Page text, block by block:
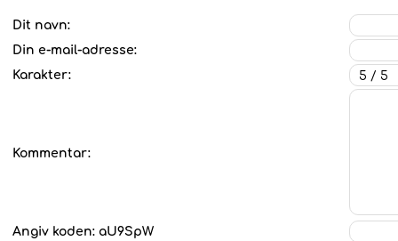
Dit navn:
Din e-mail-adresse:
Karakter:
Kommentar:
Angiv koden: aU9SpW